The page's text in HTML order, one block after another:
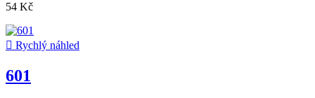
54 Kč
 Rychlý náhled
601